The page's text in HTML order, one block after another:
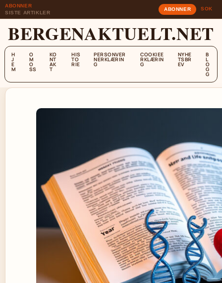
ABONNER
SISTE ARTIKLER
ABONNER SOK
BERGENAKTUELT.NET
H
J
E
M
O
M
O
SS
KO
NT
AK
T
HIS
TO
RIE
PERSONVER
NERKLÆRIN
G
COOKIEE
RKLÆRIN
G
NYHE
TSBR
EV
B
L
O
G
G